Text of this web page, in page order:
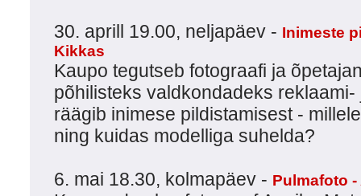
30. aprill 19.00, neljapäev - Inimeste
Kikkas
Kaupo tegutseb fotograafi ja
põhilisteks valdkondadeks
räägib inimese pildistamisest -
ning kuidas modelliga suhelda?
6. mai 18.30, kolmapäev - Pulmafoto